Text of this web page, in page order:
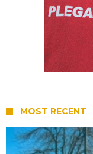
MOST RECENT